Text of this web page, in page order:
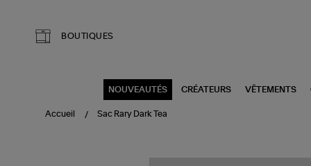
BOUTIQUES
NOUVEAUTÉS CRÉATEURS VÊTEMENTS
Accueil Sac Rary Dark Tea